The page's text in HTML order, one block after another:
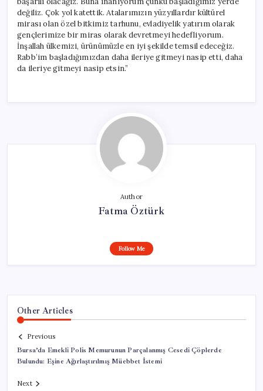
değiliz. Çok yol katettik. Atalarımızın yüzyıllardır kültürel
mirası olan özel bitkimiz tarhunu, evladiyelik yatırım olarak
gençlerimize bir miras olarak devretmeyi hedefliyorum.
İnşallah ülkemizi, ürünümüzle en iyi şekilde temsil edeceğiz.
Rabb’im başladığımızdan daha ileriye gitmeyi nasip etti, daha
da ileriye gitmeyi nasip etsin.”
Author
Fatma Öztürk
Follow Me
Other Articles
Previous
Bursa’da Emekli Polis Memurunun Parçalanmış Cesedi Çöplerde
Bulundu: Eşine Ağırlaştırılmış Müebbet İstemi
Next